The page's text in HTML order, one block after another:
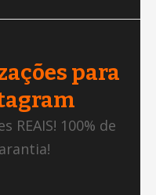
para
REAIS! 100% de